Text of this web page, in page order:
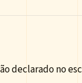
declarado no